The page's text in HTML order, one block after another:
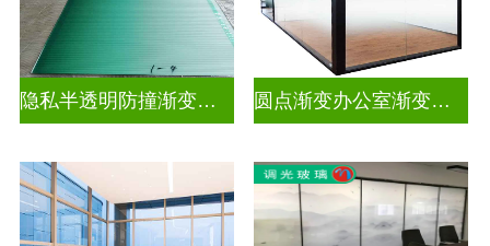
隐私半透明防撞渐变装饰玻璃 圆点渐变办公室渐变玻璃